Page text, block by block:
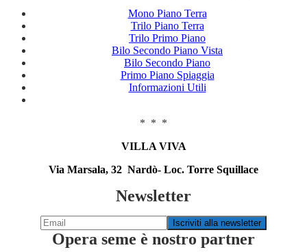
Mono Piano Terra
Trilo Piano Terra
Trilo Primo Piano
Bilo Secondo Piano Vista
Bilo Secondo Piano
Primo Piano Spiaggia
Informazioni Utili
* * *
VILLA VIVA
Via Marsala, 32 Nardò- Loc. Torre Squillace
Newsletter
Opera seme è nostro partner